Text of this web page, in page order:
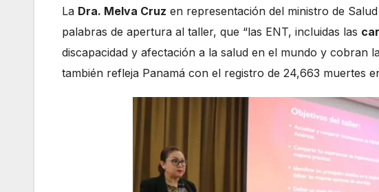
La Dra. Melva Cruz en representación del ministro de
palabras de apertura al taller, que “las ENT, incluidas las
discapacidad y afectación a la salud en el mundo y cobran
también refleja Panamá con el registro de 24,663 muertes